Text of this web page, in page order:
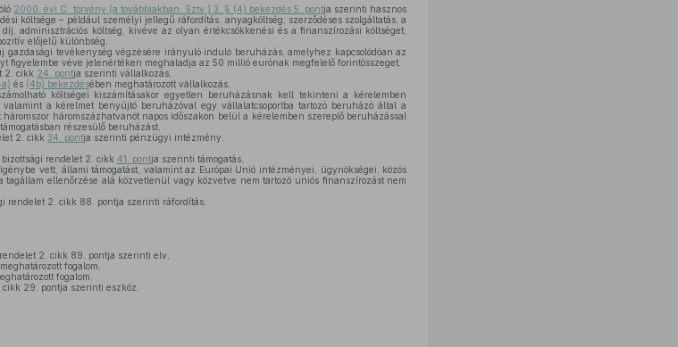
2000. évi C. törvény (a továbbiakban: Sztv.) 3. § (4) bekezdés 5. pontja szerinti hasznos
költsége – például személyi jellegű ráfordítás, anyagköltség, szerződéses szolgáltatás, a
adminisztrációs költség, kivéve az olyan értékcsökkenési és a finanszírozási költséget,
előjelű különbség,
tevékenység végzésére irányuló induló beruházás, amelyhez kapcsolódóan az
figyelembe véve jelenértéken meghaladja az 50 millió eurónak megfelelő forintösszeget,
2. cikk 24. pontja szerinti vállalkozás,
és (4b) bekezdésében meghatározott vállalkozás,
költségei kiszámításakor egyetlen beruházásnak kell tekinteni a kérelemben
a kérelmet benyújtó beruházóval egy vállalatcsoportba tartozó beruházó által a
háromszázhatvanöt napos időszakon belül a kérelemben szereplő beruházással
részesülő beruházást,
2. cikk 34. pontja szerinti pénzügyi intézmény,
rendelet 2. cikk 41. pontja szerinti támogatás,
vett, állami támogatást, valamint az Európai Unió intézményei, ügynökségei, közös
ellenőrzése alá közvetlenül vagy közvetve nem tartozó uniós finanszírozást nem
rendelet 2. cikk 88. pontja szerinti ráfordítás,
2. cikk 89. pontja szerinti elv,
fogalom,
fogalom,
29. pontja szerinti eszköz,